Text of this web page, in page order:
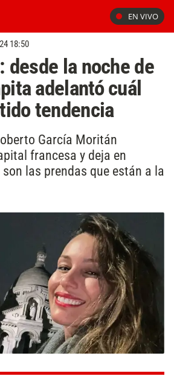
EN VIVO
18:50
desde la noche de
adelantó cuál
tendencia
García Moritán
francesa y deja en
las prendas que están a la